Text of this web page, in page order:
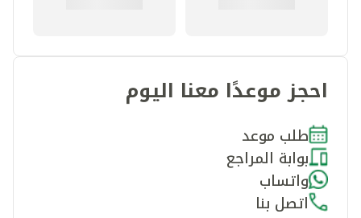
احجز موعدًا معنا اليوم
طلب موعد
بوابة المراجع
واتساب
اتصل بنا